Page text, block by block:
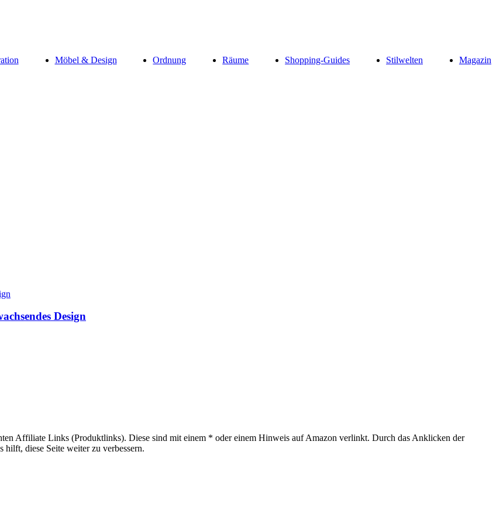
Möbel & Design Ordnung Räume Shopping-Guides Stilwelten
Magazin
Design
Affiliate Links (Produktlinks). Diese sind mit einem * oder einem Hinweis auf Amazon verlinkt. Durch das Anklicken der
diese Seite weiter zu verbessern.